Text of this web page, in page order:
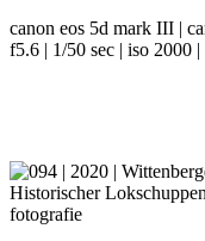
canon eos 5d mark III |
f5.6 | 1/50 sec | iso 2000